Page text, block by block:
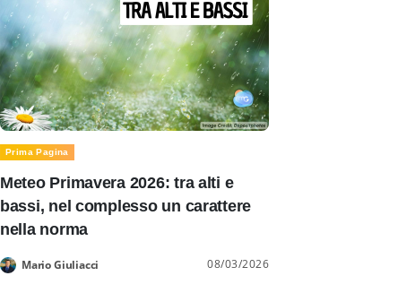
Prima Pagina
Meteo Primavera 2026: tra alti e
bassi, nel complesso un carattere
nella norma
Mario Giuliacci 08/03/2026